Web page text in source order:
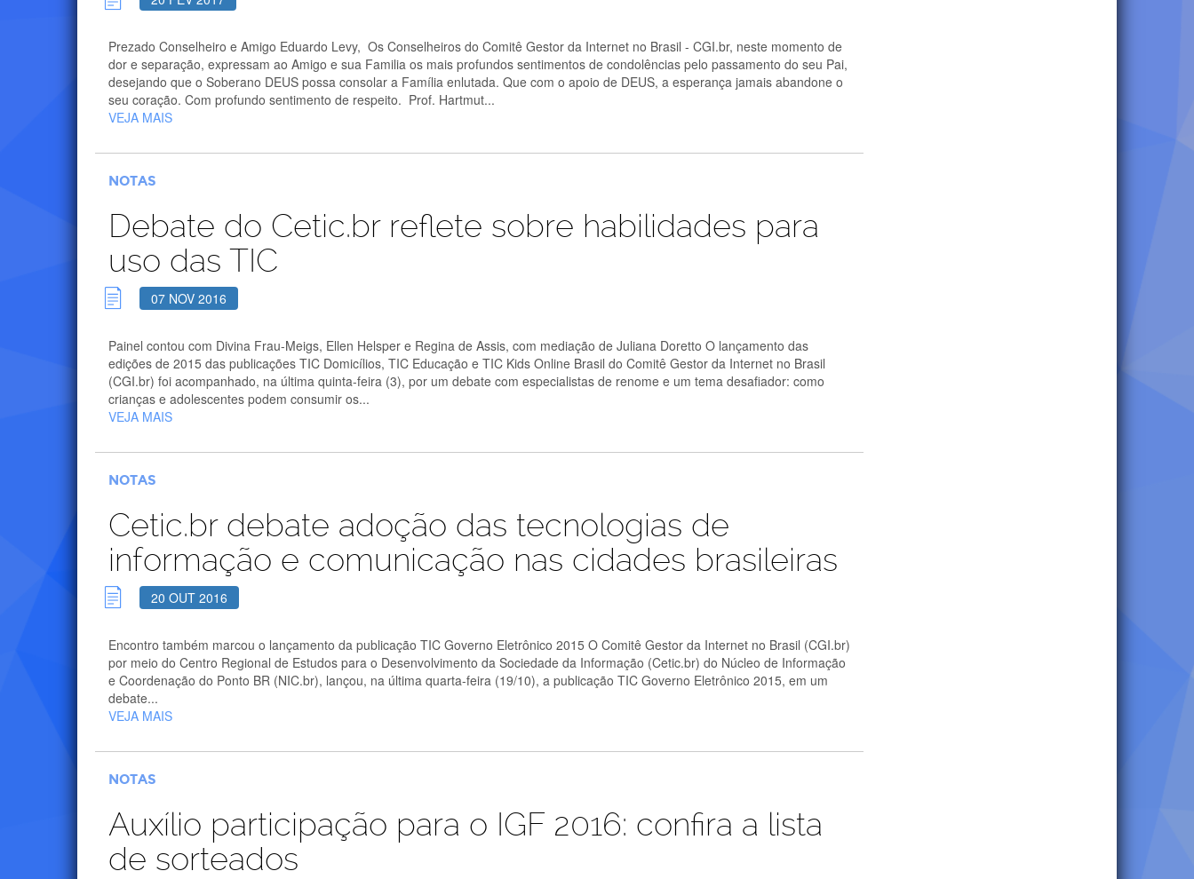
Prezado Conselheiro e Amigo Eduardo Levy, Os Conselheiros do Comitê Gestor da Internet no Brasil - CGI.br, neste momento de
dor e separação, expressam ao Amigo e sua Familia os mais profundos sentimentos de condolências pelo passamento do seu Pai,
desejando que o Soberano DEUS possa consolar a Família enlutada. Que com o apoio de DEUS, a esperança jamais abandone o
seu coração. Com profundo sentimento de respeito. Prof. Hartmut...
VEJA MAIS
NOTAS
Debate do Cetic.br reflete sobre habilidades para
uso das TIC
07 NOV 2016
Painel contou com Divina Frau-Meigs, Ellen Helsper e Regina de Assis, com mediação de Juliana Doretto O lançamento das
edições de 2015 das publicações TIC Domicílios, TIC Educação e TIC Kids Online Brasil do Comitê Gestor da Internet no Brasil
(CGI.br) foi acompanhado, na última quinta-feira (3), por um debate com especialistas de renome e um tema desafiador: como
crianças e adolescentes podem consumir os...
VEJA MAIS
NOTAS
Cetic.br debate adoção das tecnologias de
informação e comunicação nas cidades brasileiras
20 OUT 2016
Encontro também marcou o lançamento da publicação TIC Governo Eletrônico 2015 O Comitê Gestor da Internet no Brasil (CGI.br)
por meio do Centro Regional de Estudos para o Desenvolvimento da Sociedade da Informação (Cetic.br) do Núcleo de Informação
e Coordenação do Ponto BR (NIC.br), lançou, na última quarta-feira (19/10), a publicação TIC Governo Eletrônico 2015, em um
debate...
VEJA MAIS
NOTAS
Auxílio participação para o IGF 2016: confira a lista
de sorteados